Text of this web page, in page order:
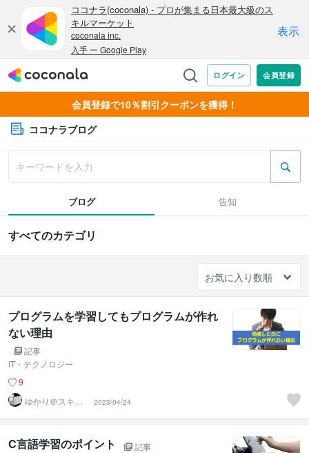
会員登録で10％割引クーポンを獲得！
ココナラブログ
ブログ 告知
すべてのカテゴリ
プログラムを学習してもプログラムが作れ
ない理由
記事
IT・テクノロジー
9
ゆかり＠スキル
アップアドバイ
ザー
2023/04/24
C言語学習のポイント
記事